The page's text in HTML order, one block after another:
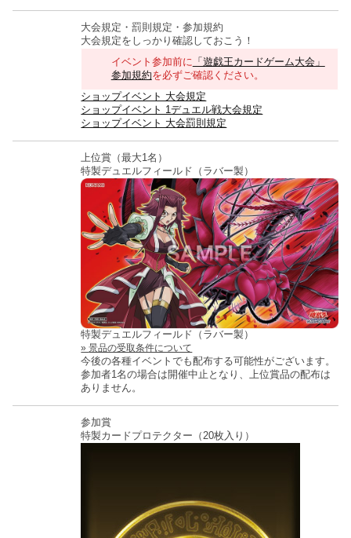
大会規定・罰則規定・参加規約
大会規定をしっかり確認しておこう！
イベント参加前に 「遊戯王カードゲーム大会」
参加規約を必ずご確認ください。
ショップイベント 大会規定
ショップイベント 1デュエル戦大会規定
ショップイベント 大会罰則規定
上位賞（最大1名）
特製デュエルフィールド（ラバー製）
特製デュエルフィールド（ラバー製）
景品の受取条件について
今後の各種イベントでも配布する可能性がございます。
参加者1名の場合は開催中止となり、上位賞品の配布は
ありません。
参加賞
特製カードプロテクター（20枚入り）